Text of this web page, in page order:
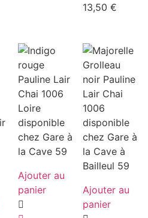
13,50€
Ajouter au
panier
Ajouter au
panier